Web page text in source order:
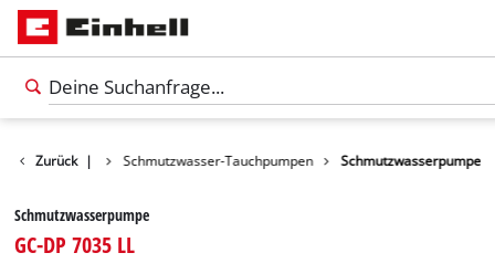
Zurück | Schmutzwasser-Tauchpumpen Schmutzwasserpumpe
Schmutzwasserpumpe
GC-DP 7035 LL